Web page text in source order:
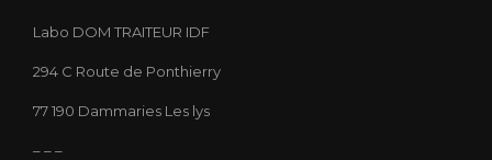
Labo DOM TRAITEUR IDF
294 C Route de Ponthierry
77 190 Dammaries Les lys
– – –